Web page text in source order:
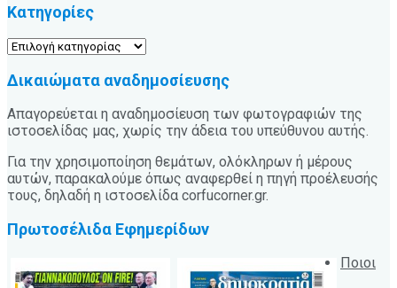
Κατηγορίες
Κατηγορίες
Δικαιώματα αναδημοσίευσης
Απαγορεύεται η αναδημοσίευση των φωτογραφιών της
ιστοσελίδας μας, χωρίς την άδεια του υπεύθυνου αυτής.
Για την χρησιμοποίηση θεμάτων, ολόκληρων ή μέρους
αυτών, παρακαλούμε όπως αναφερθεί η πηγή προέλευσής
τους, δηλαδή η ιστοσελίδα corfucorner.gr.
Πρωτοσέλιδα Εφημερίδων
Ποιοι